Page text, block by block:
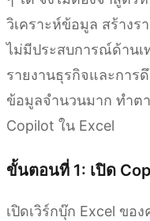
วิเคราะห์ข้อมูล สร้าง
ไม่มีประสบการณ์ด้านเ
รายงานธุรกิจและการ
ข้อมูลจำนวนมาก ทำต
Copilot ใน Excel
ขั้นตอนที่ 1: เปิด
เปิดเวิร์กบุ๊ก Excel ข